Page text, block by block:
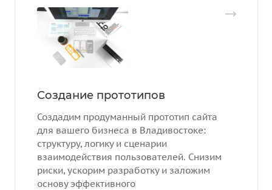
Создание прототипов
Создадим продуманный прототип сайта
для вашего бизнеса в Владивостоке:
структуру, логику и сценарии
взаимодействия пользователей. Снизим
риски, ускорим разработку и заложим
основу эффективного